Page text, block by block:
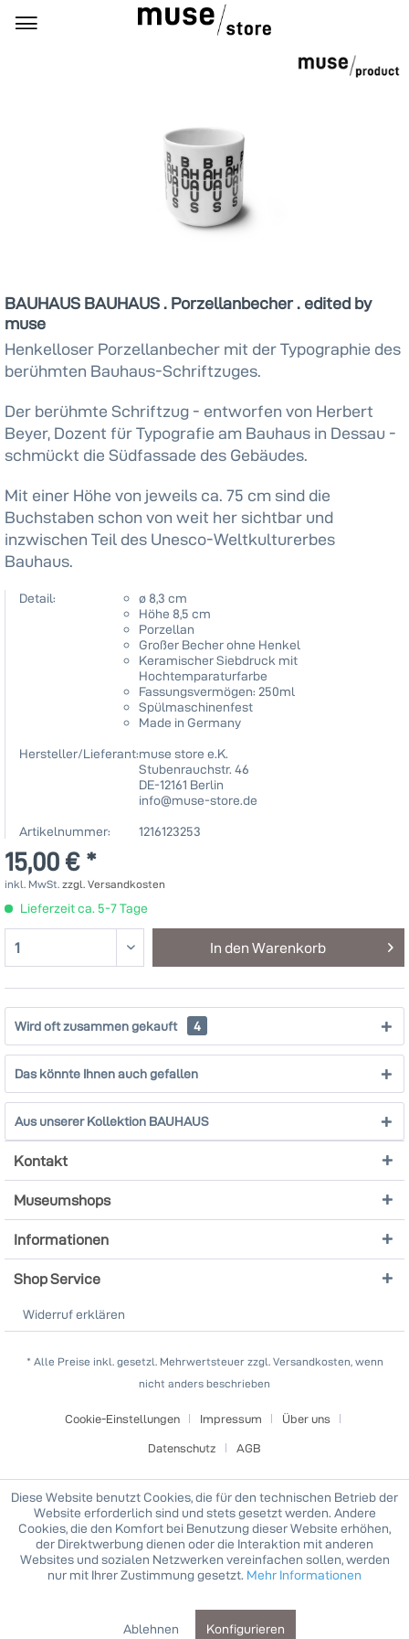
BAUHAUS BAUHAUS . Porzellanbecher . edited by
muse
Henkelloser Porzellanbecher mit der Typographie des
berühmten Bauhaus-Schriftzuges.
Der berühmte Schriftzug - entworfen von Herbert
Beyer, Dozent für Typografie am Bauhaus in Dessau -
schmückt die Südfassade des Gebäudes.
Mit einer Höhe von jeweils ca. 75 cm sind die
Buchstaben schon von weit her sichtbar und
inzwischen Teil des Unesco-Weltkulturerbes
Bauhaus.
Detail:
ø 8,3 cm
Höhe 8,5 cm
Porzellan
Großer Becher ohne Henkel
Keramischer Siebdruck mit
Hochtemparaturfarbe
Fassungsvermögen: 250ml
Spülmaschinenfest
Made in Germany
Hersteller/Lieferant:muse store e.K.
Stubenrauchstr. 46
DE-12161 Berlin
info@muse-store.de
Artikelnummer:
1216123253
15,00 € *
inkl. MwSt. zzgl. Versandkosten
Lieferzeit ca. 5-7 Tage
In den Warenkorb
Wird oft zusammen gekauft 4
Das könnte Ihnen auch gefallen
Aus unserer Kollektion BAUHAUS
Kontakt
Museumshops
Informationen
Shop Service
Widerruf erklären
* Alle Preise inkl. gesetzl. Mehrwertsteuer zzgl. Versandkosten, wenn
nicht anders beschrieben
Cookie-Einstellungen Impressum
Über uns
Datenschutz
AGB
Diese Website benutzt Cookies, die für den technischen Betrieb der
Website erforderlich sind und stets gesetzt werden. Andere
Cookies, die den Komfort bei Benutzung dieser Website erhöhen,
der Direktwerbung dienen oder die Interaktion mit anderen
Websites und sozialen Netzwerken vereinfachen sollen, werden
nur mit Ihrer Zustimmung gesetzt. Mehr Informationen
Ablehnen Konfigurieren